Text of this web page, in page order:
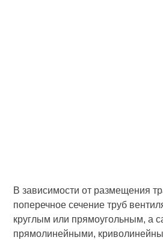
В зависимости от размещения
поперечное сече­ние труб
круглым или прямоугольным, а
прямолинейными,